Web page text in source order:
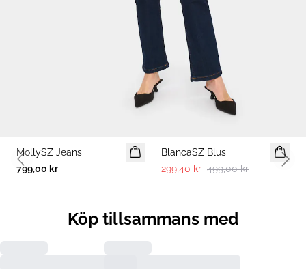
MollySZ Jeans
799,00 kr
BlancaSZ Blus
299,40 kr 499,00 kr
Previous slide
Köp tillsammans med